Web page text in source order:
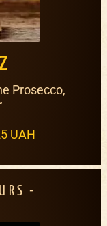
Prosecco,
UAH